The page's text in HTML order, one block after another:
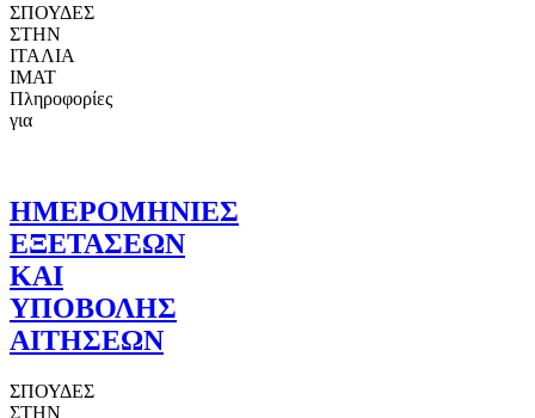
ΣΠΟΥΔΕΣ
ΣΤΗΝ
ΙΤΑΛΙΑ
IMAT
Πληροφορίες
για
ΗΜΕΡΟΜΗΝΙΕΣ
ΕΞΕΤΑΣΕΩΝ
ΚΑΙ
ΥΠΟΒΟΛΗΣ
ΑΙΤΗΣΕΩΝ
ΣΠΟΥΔΕΣ
ΣΤΗΝ